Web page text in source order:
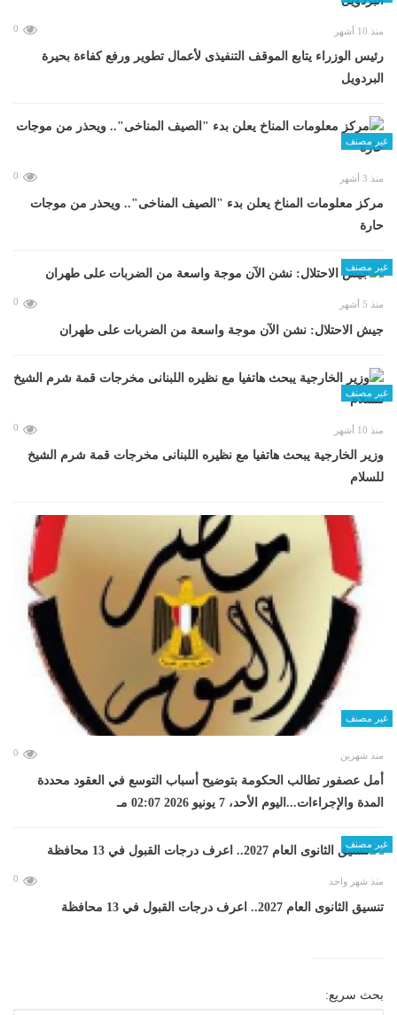
منذ 10 أشهر 0
رئيس الوزراء يتابع الموقف التنفيذى لأعمال تطوير ورفع كفاءة بحيرة
البردويل
غير مصنف
منذ 3 أشهر 0
مركز معلومات المناخ يعلن بدء "الصيف المناخى".. ويحذر من موجات
حارة
غير مصنف
منذ 5 أشهر 0
جيش الاحتلال: نشن الآن موجة واسعة من الضربات على طهران
غير مصنف
منذ 10 أشهر 0
وزير الخارجية يبحث هاتفيا مع نظيره اللبنانى مخرجات قمة شرم الشيخ
للسلام
غير مصنف
منذ شهرين 0
أمل عصفور تطالب الحكومة بتوضيح أسباب التوسع في العقود محددة
المدة والإجراءات...اليوم الأحد، 7 يونيو 2026 02:07 مـ
غير مصنف
منذ شهر واحد 0
تنسيق الثانوى العام 2027.. اعرف درجات القبول في 13 محافظة
بحث سريع: